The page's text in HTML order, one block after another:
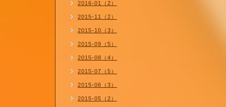
2016-01（2）
2015-11（2）
2015-10（3）
2015-09（5）
2015-08（4）
2015-07（5）
2015-06（3）
2015-05（2）